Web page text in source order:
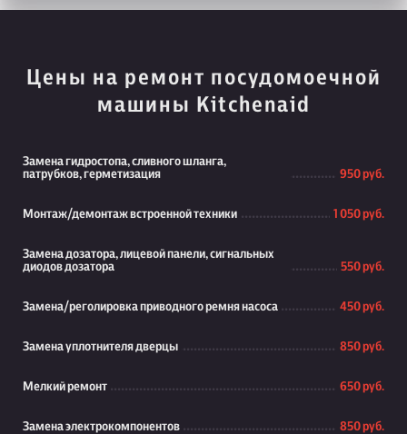
Цены на ремонт посудомоечной
машины Kitchenaid
Замена гидростопа, сливного шланга,
патрубков, герметизация
950 руб.
Монтаж/демонтаж встроенной техники 1 050 руб.
Замена дозатора, лицевой панели, сигнальных
диодов дозатора
550 руб.
Замена/реголировка приводного ремня насоса 450 руб.
Замена уплотнителя дверцы 850 руб.
Мелкий ремонт 650 руб.
Замена электрокомпонентов 850 руб.